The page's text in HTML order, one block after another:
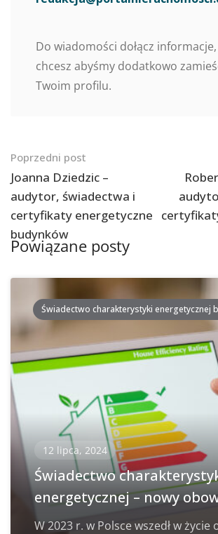
Do wiadomości dołącz
chcesz abyśmy dodatkowo
Twoim profilu.
Nawigacja
po
postach
Poprzedni post
Joanna Dziedzic –
audytor, świadectwa i
certyfikaty energetyczne
budynków
Powiązane posty
Świadectwo charakterystyki energetycznej
12 lipca, 2024
Świadectwo
energetycznej – nowy
W 2023 r. w Polsce wszedł w życie